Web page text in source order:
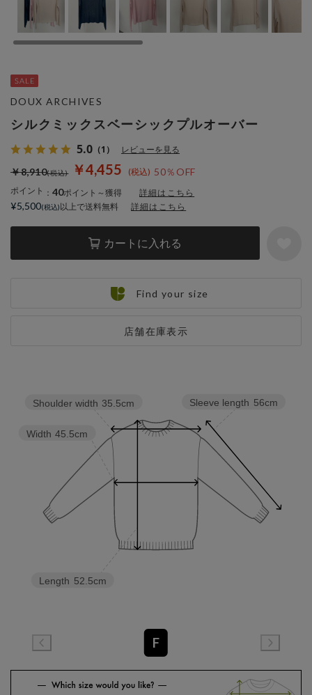
シルクミックスベーシックプルオーバー
5.0 （1） レビューを見る
￥4,455 50％OFF
￥8,910
ポイント ： 40ポイント～獲得 詳細はこちら
カートに入れる
店舗在庫表示
DOUX ARCHIVES
¥5,500 以上で送料無料 詳細はこちら
Find your size
Sleeve length 56cm
Length 52.5cm
Width 45.5cm
Shoulder width 35.5cm
F